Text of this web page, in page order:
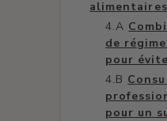
de
pour
pour un